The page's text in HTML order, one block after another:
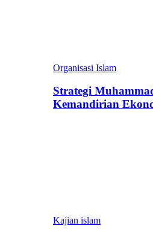
Organisasi Islam
Strategi
Kemandirian
Kajian islam